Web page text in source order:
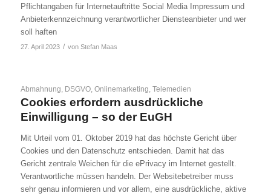
Pflichtangaben für Internetauftritte Social Media Impressum und
Anbieterkennzeichnung verantwortlicher Diensteanbieter und wer
soll haften
27. April 2023 / von Stefan Maas
Abmahnung DSGVO, Onlinemarketing Telemedien
Cookies erfordern ausdrückliche
Einwilligung – so der EuGH
Mit Urteil vom 01. Oktober 2019 hat das höchste Gericht über
Cookies und den Datenschutz entschieden. Damit hat das
Gericht zentrale Weichen für die ePrivacy im Internet gestellt.
Verantwortliche müssen handeln. Der Websitebetreiber muss
sehr genau informieren und vor allem, eine ausdrückliche, aktive